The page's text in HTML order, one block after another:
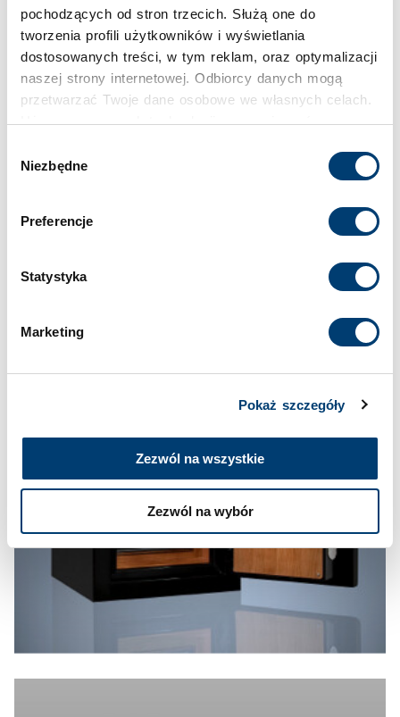
pochodzących od stron trzecich. Służą one do
tworzenia profili użytkowników i wyświetlania
dostosowanych treści, w tym reklam, oraz optymalizacji
naszej strony internetowej. Odbiorcy danych mogą
przetwarzać Twoje dane osobowe we własnych celach.
Używamy pewnych technologii w oparciu o równowagę
odrzucić i wycofać swoją zgodę w dowolnej chwili ze
wPolityce prywatności
Polityce wykorzystywania
zgody
Niezbędne
Preferencje
Statystyka
Marketing
Pokaż szczegóły
Zezwól na wszystkie
Zezwól na wybór